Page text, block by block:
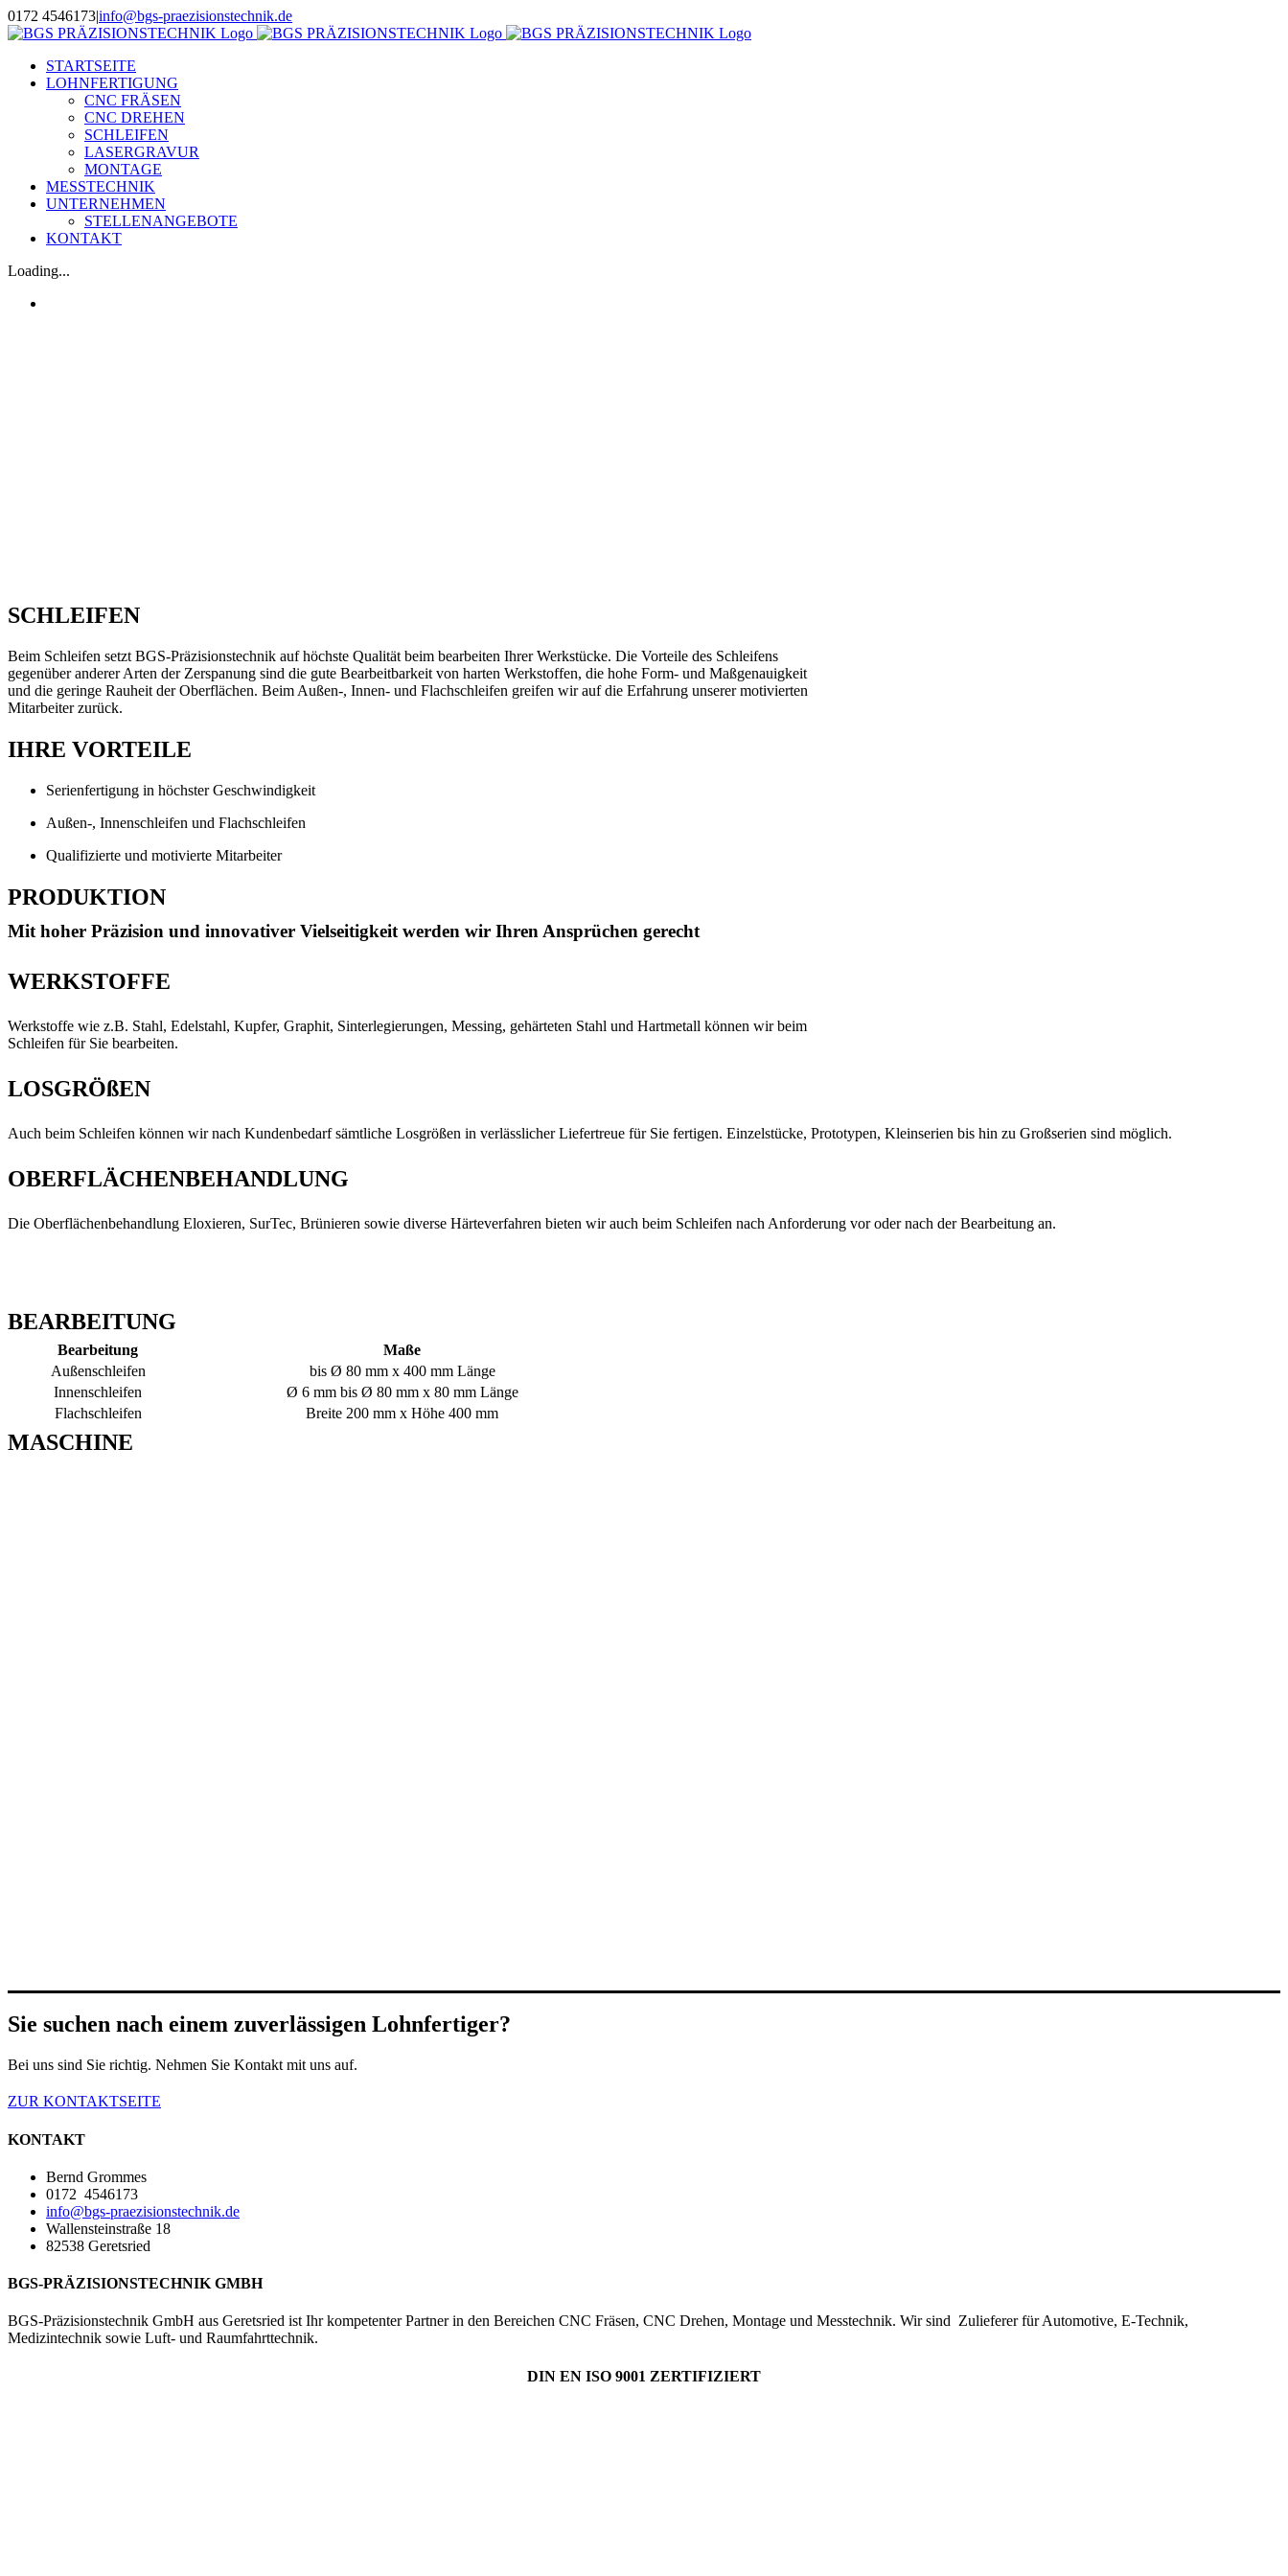
Skip
to
0172 4546173|info@bgs-praezisionstechnik.de
STARTSEITE
LOHNFERTIGUNG
CNC FRÄSEN
CNC DREHEN
SCHLEIFEN
LASERGRAVUR
MONTAGE
MESSTECHNIK
UNTERNEHMEN
STELLENANGEBOTE
KONTAKT
Loading...
SCHLEIFEN
Beim Schleifen setzt BGS-Präzisionstechnik auf höchste Qualität beim bearbeiten Ihrer Werkstücke. Die Vorteile des Schleifens
gegenüber anderer Arten der Zerspanung sind die gute Bearbeitbarkeit von harten Werkstoffen, die hohe Form- und Maßgenauigkeit
und die geringe Rauheit der Oberflächen. Beim Außen-, Innen- und Flachschleifen greifen wir auf die Erfahrung unserer motivierten
Mitarbeiter zurück.
IHRE VORTEILE
Serienfertigung in höchster Geschwindigkeit
Außen-, Innenschleifen und Flachschleifen
Qualifizierte und motivierte Mitarbeiter
PRODUKTION
Mit hoher Präzision und innovativer Vielseitigkeit werden wir Ihren Ansprüchen gerecht
WERKSTOFFE
Werkstoffe wie z.B. Stahl, Edelstahl, Kupfer, Graphit, Sinterlegierungen, Messing, gehärteten Stahl und Hartmetall können wir beim
Schleifen für Sie bearbeiten.
LOSGRÖßEN
Auch beim Schleifen können wir nach Kundenbedarf sämtliche Losgrößen in verlässlicher Liefertreue für Sie fertigen. Einzelstücke, Prototypen, Kleinserien bis hin zu Großserien sind möglich.
OBERFLÄCHENBEHANDLUNG
Die Oberflächenbehandlung Eloxieren, SurTec, Brünieren sowie diverse Härteverfahren bieten wir auch beim Schleifen nach Anforderung vor oder nach der Bearbeitung an.
BEARBEITUNG
Bearbeitung
Maße
Außenschleifen
bis Ø 80 mm x 400 mm Länge
Innenschleifen
Ø 6 mm bis Ø 80 mm x 80 mm Länge
Flachschleifen
Breite 200 mm x Höhe 400 mm
MASCHINE
Sie suchen nach einem zuverlässigen Lohnfertiger?
Bei uns sind Sie richtig. Nehmen Sie Kontakt mit uns auf.
ZUR KONTAKTSEITE
KONTAKT
Bernd Grommes
0172 4546173
info@bgs-praezisionstechnik.de
Wallensteinstraße 18
82538 Geretsried
BGS-PRÄZISIONSTECHNIK GMBH
BGS-Präzisionstechnik GmbH aus Geretsried ist Ihr kompetenter Partner in den Bereichen CNC Fräsen, CNC Drehen, Montage und Messtechnik. Wir sind Zulieferer für Automotive, E-Technik,
Medizintechnik sowie Luft- und Raumfahrttechnik.
DIN EN ISO 9001 ZERTIFIZIERT